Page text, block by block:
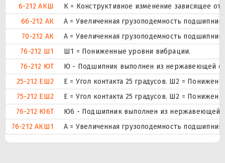
6-212 АКШ
К = Конструктивное изменение зависящее
66-212 АК
А = Увеличенная грузоподемность
70-212 АК
А = Увеличенная грузоподемность
76-212 Ш1
Ш1 = Пониженные уровни вибрации.
76-212 ЮТ
Ю - Подшипник выполнен из нержавеющей
25-212 ЕШ2
E = Угол контакта 25 градусов. Ш2 =
75-212 ЕШ2
E = Угол контакта 25 градусов. Ш2 =
76-212 Ю6Т
Ю6 - Подшипник выполнен из нержавеющей
76-212 АКШ1
А = Увеличенная грузоподемность